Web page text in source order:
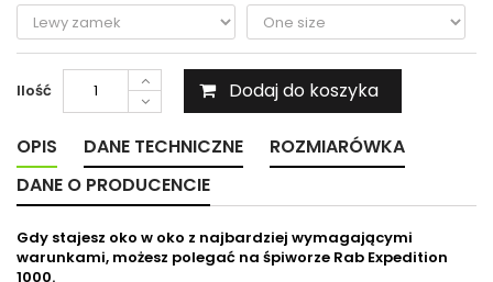
Ilość Dodaj do koszyka
OPIS DANE TECHNICZNE
ROZMIARÓWKA
DANE O PRODUCENCIE
Gdy stajesz oko w oko z najbardziej wymagającymi
warunkami, możesz polegać na śpiworze Rab Expedition
1000.